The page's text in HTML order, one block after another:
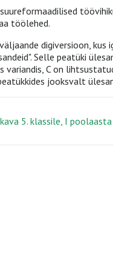
töölehed.
digiversioon, kus
Selle peatüki
C on
jooksvalt
5. klassile, I poolaasta